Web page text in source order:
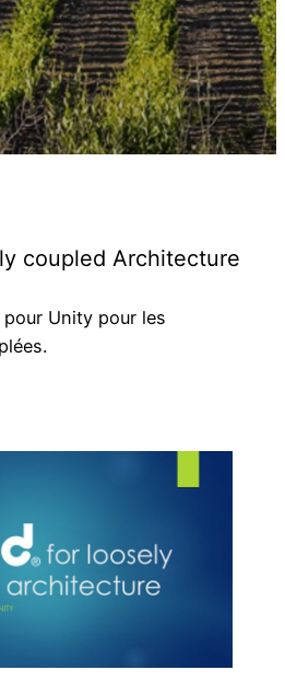
coupled Architecture
Unity pour les